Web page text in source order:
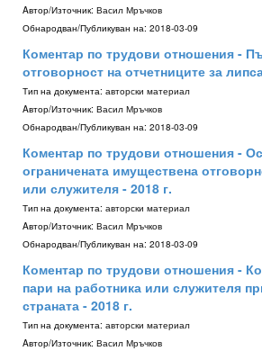
Aвтор/Източник: Васил Мръчков
Обнародван/Публикуван на: 2018-03-09
Коментар по трудови отношения -
отговорност на отчетниците за
Тип на документа: авторски материал
Aвтор/Източник: Васил Мръчков
Обнародван/Публикуван на: 2018-03-09
Коментар по трудови отношения -
ограничената имуществена
или служителя - 2018 г.
Тип на документа: авторски материал
Aвтор/Източник: Васил Мръчков
Обнародван/Публикуван на: 2018-03-09
Коментар по трудови отношения -
пари на работника или служителя
страната - 2018 г.
Тип на документа: авторски материал
Aвтор/Източник: Васил Мръчков